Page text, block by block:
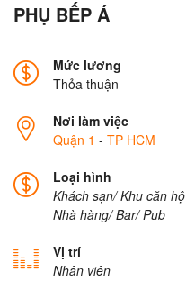
PHỤ BẾP Á
Mức lương
Thỏa thuận
Nơi làm việc
Quận 1 - TP HCM
Loại hình
Khách sạn/ Khu căn hộ
Nhà hàng/ Bar/ Pub
Vị trí
Nhân viên